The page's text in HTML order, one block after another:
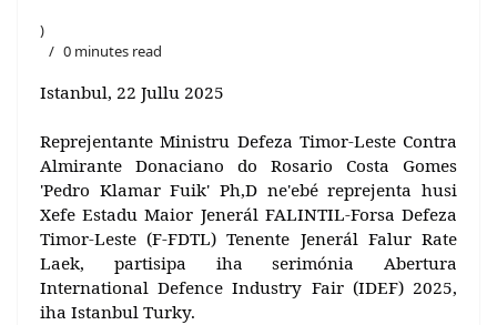
)
0 minutes read
Istanbul, 22 Jullu 2025
Reprejentante Ministru Defeza Timor-Leste Contra
Almirante Donaciano do Rosario Costa Gomes
'Pedro Klamar Fuik' Ph,D ne'ebé reprejenta husi
Xefe Estadu Maior Jenerál FALINTIL-Forsa Defeza
Timor-Leste (F-FDTL) Tenente Jenerál Falur Rate
Laek, partisipa iha serimónia Abertura
International Defence Industry Fair (IDEF) 2025,
iha Istanbul Turky.